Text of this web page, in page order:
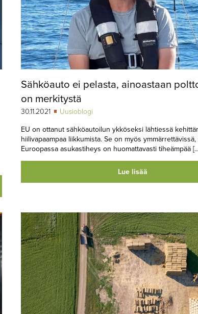
Sähköauto ei pelasta, ainoastaan
on merkitystä
30.11.2021 Uusioblogi
EU on ottanut sähköautoilun ykköseksi lähtiessä
hiilivapaampaa liikkumista. Se on myös ymmärrettävissä,
Euroopassa asukastiheys on huomattavasti tiheämpää
Lue lisää